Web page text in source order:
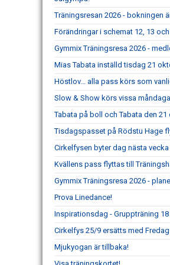
Träningsresan 2026 - bokningen
Förändringar i schemat 12, 13
Gymmix Träningsresa 2026 -
Mias Tabata inställd tisdag 21
Höstlov... alla pass körs som
Slow & Show körs vissa
Tabata på boll och Tabata den
Tisdagspasset på Rödstu Hage
Cirkelfysen byter dag nästa
Kvällens pass flyttas till
Gymmix Träningsresa 2026 -
Prova Linedance!
Inspirationsdag - Gruppträning
Cirkelfys 25/9 ersätts med
Mjukyogan är tillbaka!